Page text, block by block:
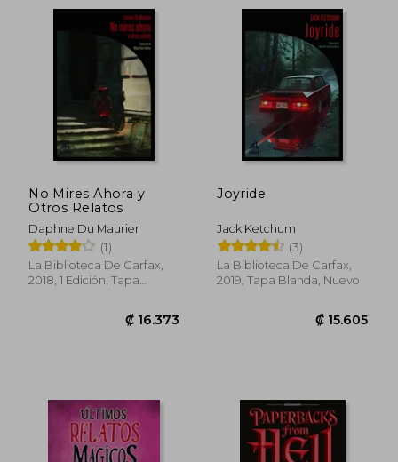
₡ 13.351
No Mires Ahora y
Otros Relatos
Daphne Du Maurier
(1)
La Biblioteca De Carfax,
2018, 1 Edición, Tapa
Joyride
Jack Ketchum
(3)
La Biblioteca De Carfax,
2019, Tapa Blanda, Nuevo